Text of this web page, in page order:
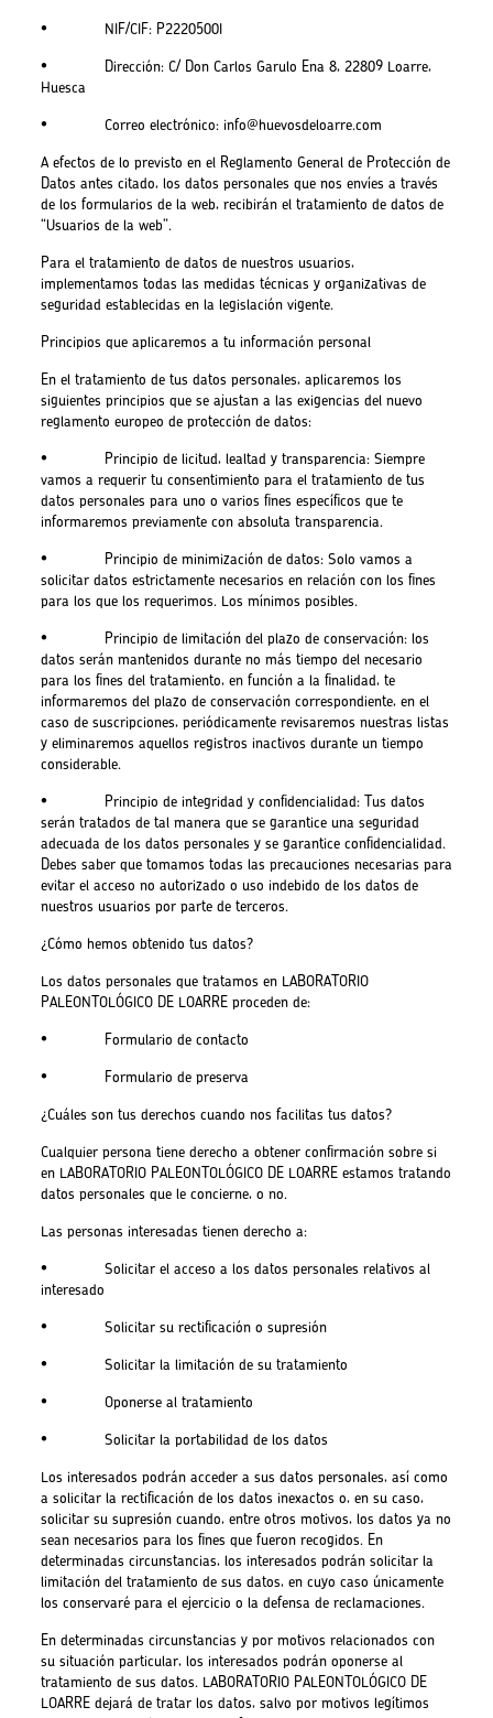
• NIF/CIF: P2220500I
• Dirección: C/ Don Carlos Garulo Ena 8, 22809 Loarre,
Huesca
• Correo electrónico: info@huevosdeloarre.com
A efectos de lo previsto en el Reglamento General de Protección de
Datos antes citado, los datos personales que nos envíes a través
de los formularios de la web, recibirán el tratamiento de datos de
“Usuarios de la web”.
Para el tratamiento de datos de nuestros usuarios,
implementamos todas las medidas técnicas y organizativas de
seguridad establecidas en la legislación vigente.
Principios que aplicaremos a tu información personal
En el tratamiento de tus datos personales, aplicaremos los
siguientes principios que se ajustan a las exigencias del nuevo
reglamento europeo de protección de datos:
• Principio de licitud, lealtad y transparencia: Siempre
vamos a requerir tu consentimiento para el tratamiento de tus
datos personales para uno o varios fines específicos que te
informaremos previamente con absoluta transparencia.
• Principio de minimización de datos: Solo vamos a
solicitar datos estrictamente necesarios en relación con los fines
para los que los requerimos. Los mínimos posibles.
• Principio de limitación del plazo de conservación: los
datos serán mantenidos durante no más tiempo del necesario
para los fines del tratamiento, en función a la finalidad, te
informaremos del plazo de conservación correspondiente, en el
caso de suscripciones, periódicamente revisaremos nuestras listas
y eliminaremos aquellos registros inactivos durante un tiempo
considerable.
• Principio de integridad y confidencialidad: Tus datos
serán tratados de tal manera que se garantice una seguridad
adecuada de los datos personales y se garantice confidencialidad.
Debes saber que tomamos todas las precauciones necesarias para
evitar el acceso no autorizado o uso indebido de los datos de
nuestros usuarios por parte de terceros.
¿Cómo hemos obtenido tus datos?
Los datos personales que tratamos en LABORATORIO
PALEONTOLÓGICO DE LOARRE proceden de:
• Formulario de contacto
• Formulario de preserva
¿Cuáles son tus derechos cuando nos facilitas tus datos?
Cualquier persona tiene derecho a obtener confirmación sobre si
en LABORATORIO PALEONTOLÓGICO DE LOARRE estamos tratando
datos personales que le concierne, o no.
Las personas interesadas tienen derecho a:
• Solicitar el acceso a los datos personales relativos al
interesado
• Solicitar su rectificación o supresión
• Solicitar la limitación de su tratamiento
• Oponerse al tratamiento
• Solicitar la portabilidad de los datos
Los interesados podrán acceder a sus datos personales, así como
a solicitar la rectificación de los datos inexactos o, en su caso,
solicitar su supresión cuando, entre otros motivos, los datos ya no
sean necesarios para los fines que fueron recogidos. En
determinadas circunstancias, los interesados podrán solicitar la
limitación del tratamiento de sus datos, en cuyo caso únicamente
los conservaré para el ejercicio o la defensa de reclamaciones.
En determinadas circunstancias y por motivos relacionados con
su situación particular, los interesados podrán oponerse al
tratamiento de sus datos. LABORATORIO PALEONTOLÓGICO DE
LOARRE dejará de tratar los datos, salvo por motivos legítimos